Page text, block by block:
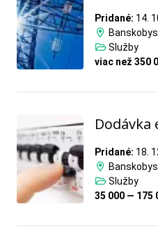
Pridané: 14.
Služby
viac než 350
Dodávka
Pridané: 18.
Služby
35 000 — 175